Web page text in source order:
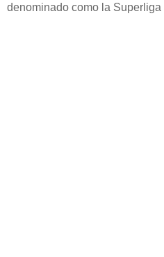
denominado como la